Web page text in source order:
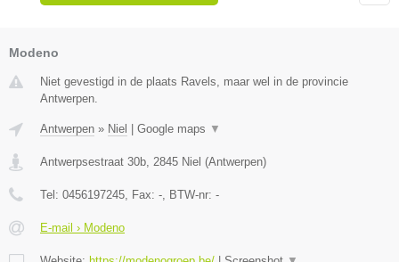
Modeno
Niet gevestigd in de plaats Ravels, maar wel in de provincie
Antwerpen.
Antwerpen » Niel Google maps ▼
Antwerpsestraat 30b 2845 Niel (Antwerpen)
Tel: 0456197245 , Fax: - , BTW-nr: -
E-mail › Modeno